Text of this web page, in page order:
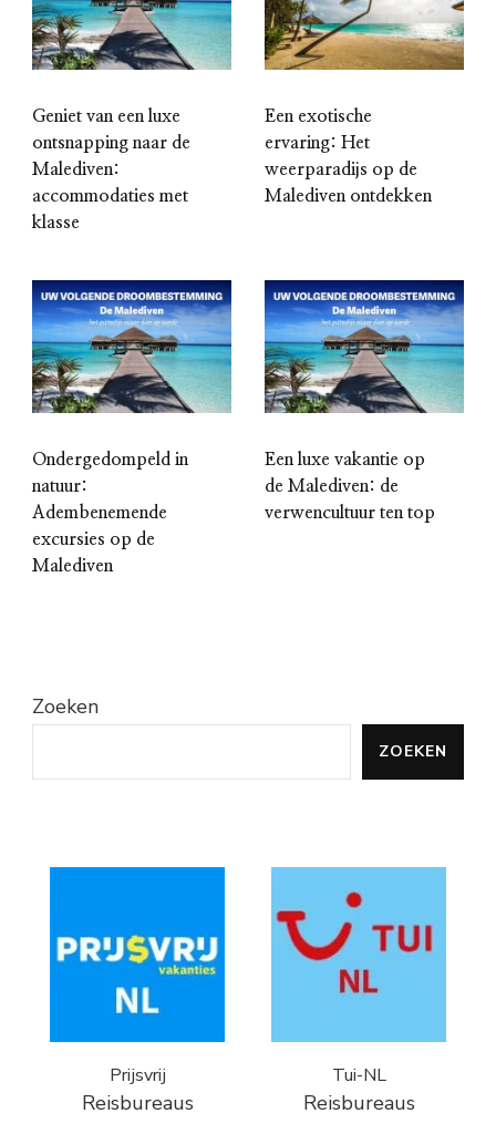
Geniet van een luxe
ontsnapping naar de
Malediven:
accommodaties met
klasse
Een exotische
ervaring: Het
weerparadijs op de
Malediven ontdekken
Ondergedompeld in
natuur:
Adembenemende
excursies op de
Malediven
Een luxe vakantie op
de Malediven: de
verwencultuur ten top
Zoeken
ZOEKEN
Prijsvrij
Reisbureaus
Tui-NL
Reisbureaus